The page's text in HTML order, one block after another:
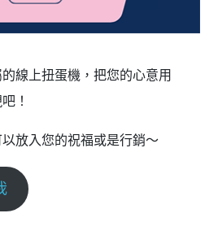
線上扭蛋機，把您的心意用
！
放入您的祝福或是行銷～